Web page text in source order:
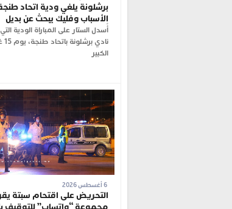
برشلونة يلغي ودية اتحاد
الأسباب وفليك يبحث عن بديل
أُسدل الستار على المباراة الودية
الكبير
التحريض على اقتحام سبتة